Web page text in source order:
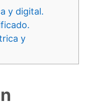
y digital.
y